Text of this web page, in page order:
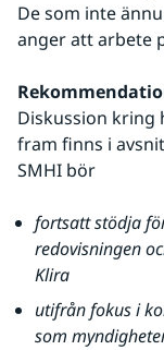
De som inte
anger att arbete
Diskussion
fram finns i
SMHI bör
fortsatt stödja
redovisningen
Klira
utifrån fokus i
som